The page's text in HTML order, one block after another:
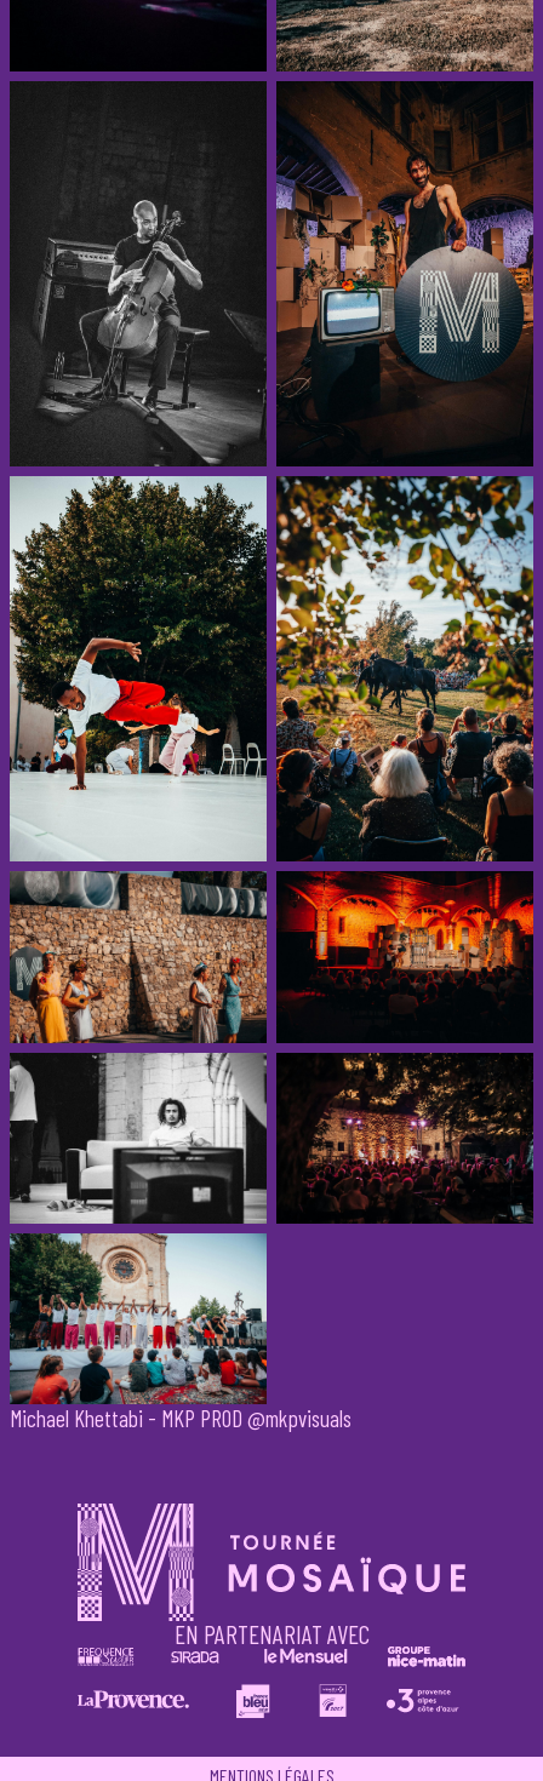
Michael Khettabi - MKP PROD @mkpvisuals
EN PARTENARIAT AVEC
MENTIONS LÉGALES